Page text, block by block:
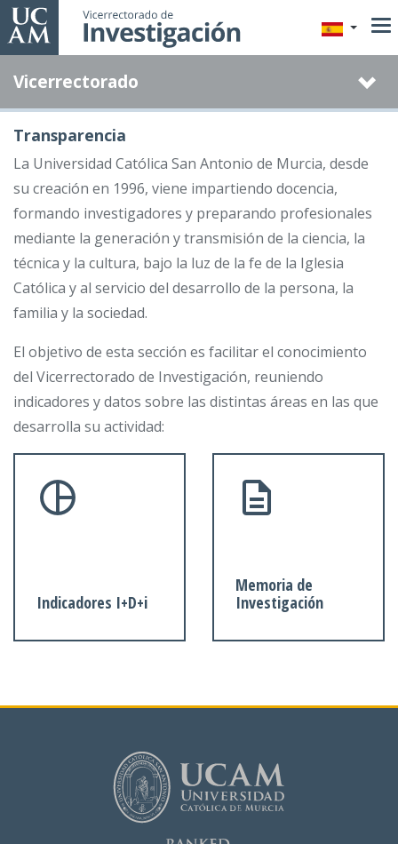
Pasar
al
principal
Vicerrectorado
Transparencia
La Universidad Católica San Antonio de Murcia, desde
su creación en 1996, viene impartiendo docencia,
formando investigadores y preparando profesionales
mediante la generación y transmisión de la ciencia, la
técnica y la cultura, bajo la luz de la fe de la Iglesia
Católica y al servicio del desarrollo de la persona, la
familia y la sociedad.
El objetivo de esta sección es facilitar el conocimiento
del Vicerrectorado de Investigación, reuniendo
indicadores y datos sobre las distintas áreas en las que
desarrolla su actividad:
Indicadores I+D+i
Memoria de
Investigación